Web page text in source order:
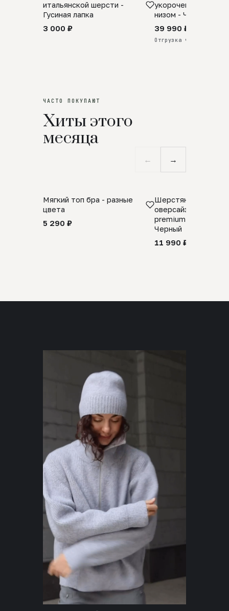
итальянской шерсти -
Гусиная лапка
3 000 ₽
укороченная с
низом - Черный
39 990 ₽
Отгрузка через 25 дней
ЧАСТО ПОКУПАЮТ
Хиты этого
месяца
← →
Мягкий топ бра - разные
цвета
5 290 ₽
Шерстяной свитер
оверсайз 100%
premium merino
Черный
11 990 ₽